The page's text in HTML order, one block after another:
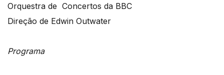
Orquestra de Concertos da BBC
Direção de Edwin Outwater
Programa